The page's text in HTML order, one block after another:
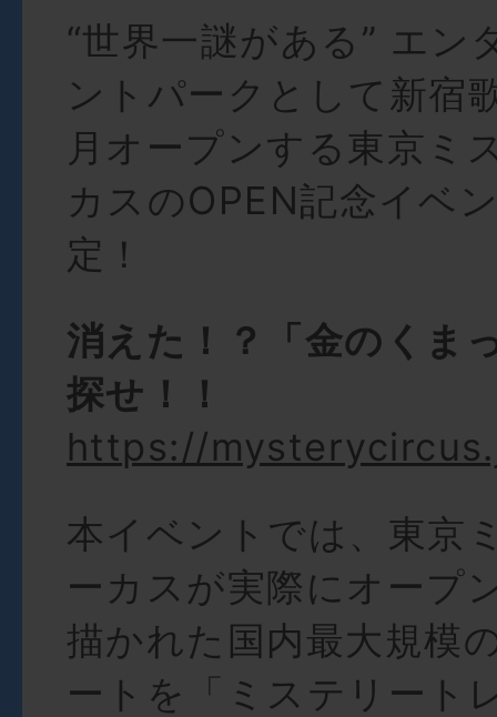
“世界一謎がある” エン
ントパークとして新宿
月オープンする東京ミ
カスのOPEN記念イベ
定！
消えた！？「金のくま
探せ！！
https://
本イベントでは、東京
ーカスが実際にオープ
描かれた国内最大規模
ートを「ミステリート